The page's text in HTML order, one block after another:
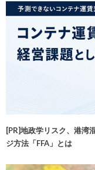
[PR]地政学リスク、港湾
ジ方法「FFA」とは